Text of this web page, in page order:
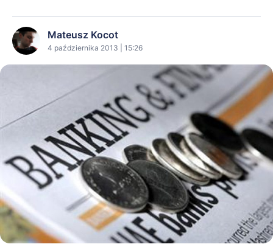
Mateusz Kocot
4 października 2013 | 15:26